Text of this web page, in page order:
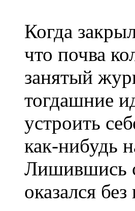
Когда
что почва
занятый
тогдашние
устроить
как-нибудь
Лишившись
оказался